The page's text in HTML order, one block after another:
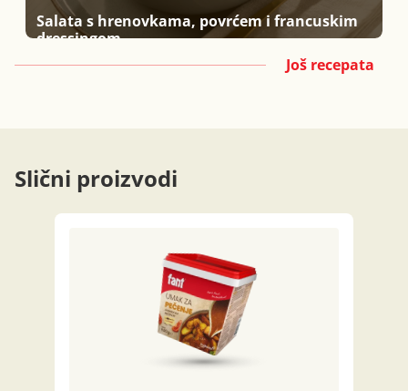
Salata s hrenovkama, povrćem i francuskim
dressingom
Još recepata
Slični proizvodi